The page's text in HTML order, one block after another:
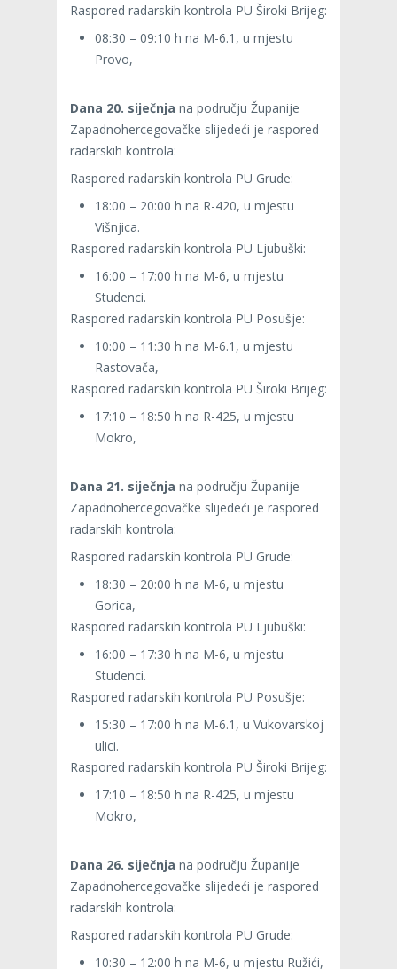
Raspored radarskih kontrola PU Široki Brijeg:
08:30 – 09:10 h na M-6.1, u mjestu
Provo,
Dana 20. siječnja na području Županije
Zapadnohercegovačke slijedeći je raspored
radarskih kontrola:
Raspored radarskih kontrola PU Grude:
18:00 – 20:00 h na R-420, u mjestu
Višnjica.
Raspored radarskih kontrola PU Ljubuški:
16:00 – 17:00 h na M-6, u mjestu
Studenci.
Raspored radarskih kontrola PU Posušje:
10:00 – 11:30 h na M-6.1, u mjestu
Rastovača,
Raspored radarskih kontrola PU Široki Brijeg:
17:10 – 18:50 h na R-425, u mjestu
Mokro,
Dana 21. siječnja na području Županije
Zapadnohercegovačke slijedeći je raspored
radarskih kontrola:
Raspored radarskih kontrola PU Grude:
18:30 – 20:00 h na M-6, u mjestu
Gorica,
Raspored radarskih kontrola PU Ljubuški:
16:00 – 17:30 h na M-6, u mjestu
Studenci.
Raspored radarskih kontrola PU Posušje:
15:30 – 17:00 h na M-6.1, u Vukovarskoj
ulici.
Raspored radarskih kontrola PU Široki Brijeg:
17:10 – 18:50 h na R-425, u mjestu
Mokro,
Dana 26. siječnja na području Županije
Zapadnohercegovačke slijedeći je raspored
radarskih kontrola:
Raspored radarskih kontrola PU Grude:
10:30 – 12:00 h na M-6, u mjestu Ružići,